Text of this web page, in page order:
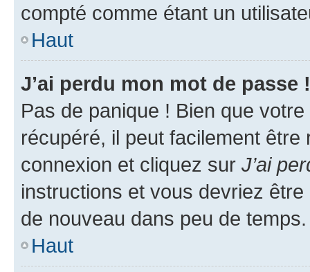
compté comme étant un
Haut
J’ai perdu mon mot de passe !
Pas de panique ! Bien que
récupéré, il peut facilement
connexion et cliquez sur J’ai
instructions et vous devriez
de nouveau dans peu de temps.
Haut